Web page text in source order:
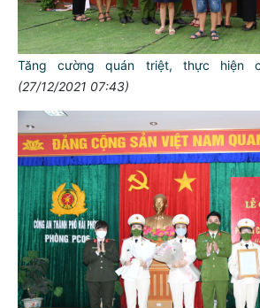
Tăng cường quán triệt, thực hiện
(27/12/2021 07:43)